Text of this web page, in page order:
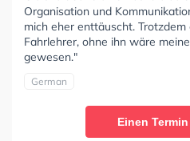
Organisation und
mich eher enttäuscht.
Fahrlehrer, ohne ihn wäre
gewesen."
German
Einen